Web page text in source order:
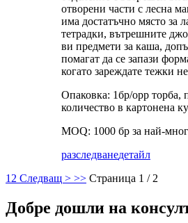
отворени части с лесна
има достатъчно място за
тетрадки, вътрешните
ви предмети за каша,
помагат да се запази
когато зареждате тежки
Опаковка: 1бр/opp торба,
количество в картонена
MOQ: 1000 бр за най-
разследванедетайл
1 2 Следващ > >> Страница 1 / 2
Добре дошли на